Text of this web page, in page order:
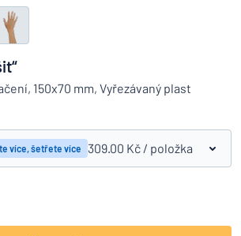
Začněte navrhovat
150x70 mm, Vyřezávaný plast
více, šetřete více 309.00 Kč / položka